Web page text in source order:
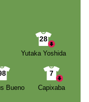
28
Yutaka Yoshida
Bueno
7
Capixaba